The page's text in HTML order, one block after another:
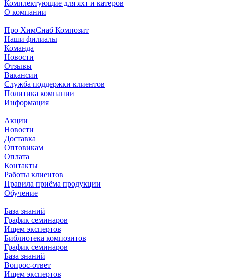
Комплектующие для яхт и катеров
О компании
Про ХимСнаб Композит
Наши филиалы
Команда
Новости
Отзывы
Вакансии
Служба поддержки клиентов
Политика компании
Информация
Акции
Новости
Доставка
Оптовикам
Оплата
Контакты
Работы клиентов
Правила приёма продукции
Обучение
База знаний
График семинаров
Ищем экспертов
Библиотека композитов
График семинаров
База знаний
Вопрос-ответ
Ищем экспертов